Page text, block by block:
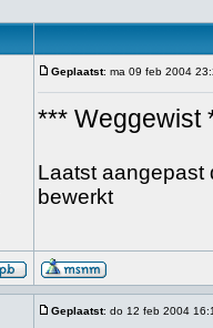
Geplaatst: ma 09 feb 2004
*** Weggewist
Laatst aangepast
bewerkt
Geplaatst: do 12 feb 2004